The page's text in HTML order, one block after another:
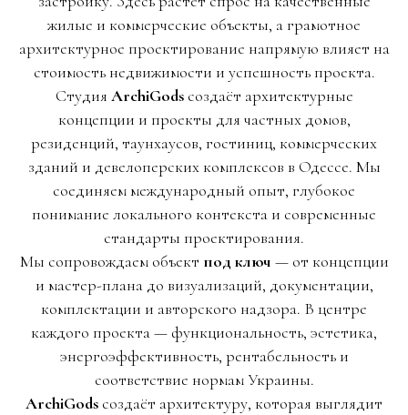
жилые и коммерческие объекты, а грамотное
архитектурное проектирование напрямую влияет на
стоимость недвижимости и успешность проекта.
Студия ArchiGodsсоздаёт архитектурные
концепции и проекты для частных домов,
резиденций, таунхаусов, гостиниц, коммерческих
зданий и девелоперских комплексов в Одессе. Мы
соединяем международный опыт, глубокое
понимание локального контекста и современные
стандарты проектирования.
Мы сопровождаем объект под ключ — от концепции
и мастер-плана до визуализаций, документации,
комплектации и авторского надзора. В центре
каждого проекта — функциональность, эстетика,
энергоэффективность, рентабельность и
соответствие нормам Украины.
ArchiGods создаёт архитектуру, которая выглядит